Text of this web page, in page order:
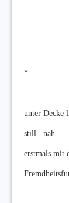
*
unter Decke
still nah
erstmals mit